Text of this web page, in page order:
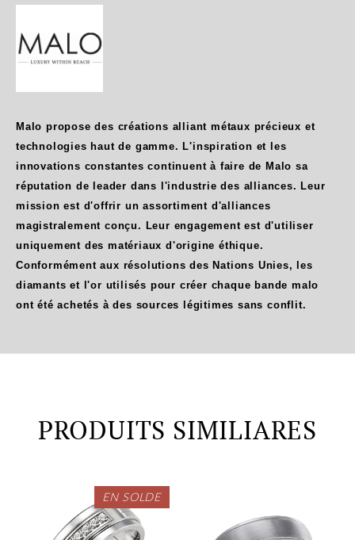
Malo propose des créations alliant métaux précieux et
technologies haut de gamme. L'inspiration et les
innovations constantes continuent à faire de Malo sa
réputation de leader dans l'industrie des alliances. Leur
mission est d'offrir un assortiment d'alliances
magistralement conçu. Leur engagement est d'utiliser
uniquement des matériaux d'origine éthique.
Conformément aux résolutions des Nations Unies, les
diamants et l'or utilisés pour créer chaque bande malo
ont été achetés à des sources légitimes sans conflit.
PRODUITS SIMILIARES
EN SOLDE